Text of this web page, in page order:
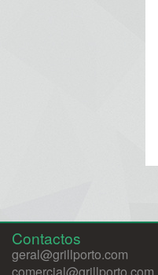
Contactos
geral@grillporto.com